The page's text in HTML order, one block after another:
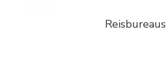
Reisbureaus